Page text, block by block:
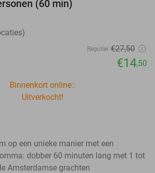
(60 min)
Regulier €27,50
€14,50
Binnenkort online::
Uitverkocht!
op een unieke manier met een
dobber 60 minuten lang met 1 tot
Amsterdamse grachten